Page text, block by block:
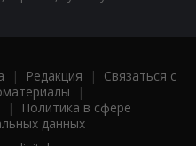
| Редакция | Связаться с
|
|
Политика в сфере
данных